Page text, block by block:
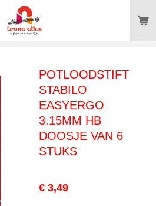
POTLOODSTIFT
STABILO
EASYERGO
3.15MM HB
DOOSJE VAN 6
STUKS
€ 3,49